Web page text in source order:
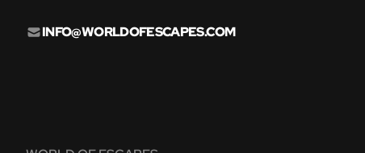
INFO@WORLDOFESCAPES.COM